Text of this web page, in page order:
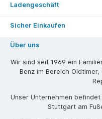
Ladengeschäft
Sicher Einkaufen
Über uns
Wir sind seit 1969 ein
Benz im Bereich
Unser Unternehmen
Stuttgart am